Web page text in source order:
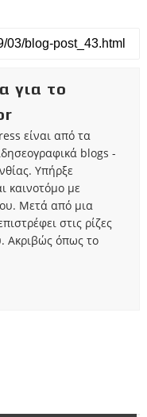
για το
είναι από τα
blogs -
Υπήρξε
καινοτόμο με
Μετά από μια
στις ρίζες
Ακριβώς όπως το